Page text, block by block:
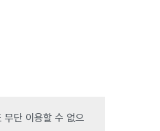
무단 이용할 수 없으